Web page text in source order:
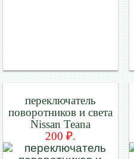
переключатель
поворотников и света
Nissan Teana
200 ₽.